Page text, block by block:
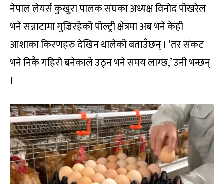
नेपाल लेयर्स कुखुरा पालक संघका अध्यक्ष विनोद पोखरेल
भने सन्नाटामा गुज्रिरहेको पोल्ट्री क्षेत्रमा अब भने केही
आशाका किरणहरु देखिन थालेको बताउँछन् । ‘तर संकट
भने निकै गहिरो बनेकाले उठ्न भने समय लाग्छ,’ उनी भन्छन्
।